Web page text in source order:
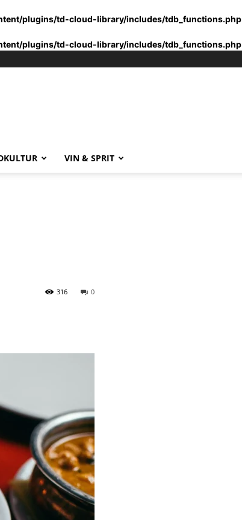
plugins/td-cloud-library/includes/tdb_functions.php
plugins/td-cloud-library/includes/tdb_functions.php
VIN & SPRIT
0
316